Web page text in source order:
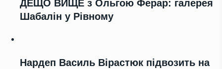
ДЕЩО ВИЩЕ з Ольгою Ферар: галерея
Шабалін у Рівному
Нардеп Василь Вірастюк підвозить на